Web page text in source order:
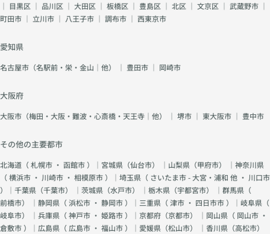
｜ 目黒区 ｜ 品川区 ｜ 大田区 ｜ 板橋区 ｜ 豊島区 ｜ 北区 ｜ 文京区 ｜ 武蔵野市 ｜
町田市 ｜ 立川市 ｜ 八王子市 ｜ 調布市 ｜ 西東京市
愛知県
名古屋市（名駅前・栄・金山｜他） ｜ 豊田市 ｜ 岡崎市
大阪府
大阪市（梅田・大阪・難波・心斎橋・天王寺｜他） ｜ 堺市 ｜ 東大阪市 ｜ 豊中市
その他の主要都市
北海道（札幌市 ・ 函館市）｜宮城県（仙台市） ｜山梨県（甲府市） ｜神奈川県
（横浜市 ・ 川崎市 ・ 相模原市）｜埼玉県（ さいたま市 - 大宮・浦和 他 ・ 川口市
）｜千葉県（千葉市） ｜茨城県（水戸市） ｜栃木県（宇都宮市） ｜群馬県（
前橋市） ｜静岡県（浜松市 ・ 静岡市）｜三重県（津市 ・ 四日市市）｜岐阜県（
岐阜市） ｜兵庫県（神戸市 ・ 姫路市）｜京都府（京都市） ｜岡山県（ 岡山市 ・
倉敷市）｜広島県（ 広島市 ・ 福山市）｜愛媛県（松山市） ｜香川県（高松市）